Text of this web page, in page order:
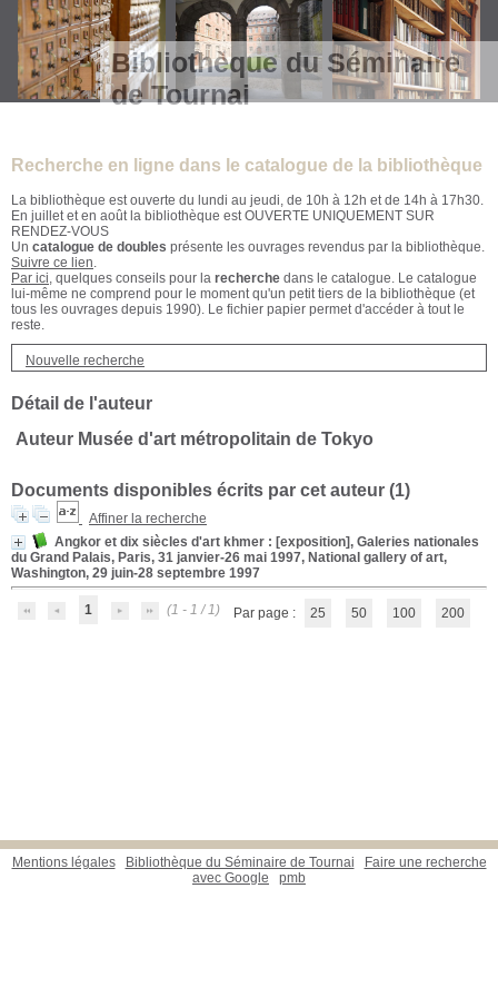
Bibliothèque du Séminaire
de Tournai
Recherche en ligne dans le catalogue de la bibliothèque
La bibliothèque est ouverte du lundi au jeudi, de 10h à 12h et de 14h à 17h30.
En juillet et en août la bibliothèque est OUVERTE UNIQUEMENT SUR
RENDEZ-VOUS
Un catalogue de doubles présente les ouvrages revendus par la bibliothèque.
Suivre ce lien.
Par ici, quelques conseils pour la recherche dans le catalogue. Le catalogue
lui-même ne comprend pour le moment qu'un petit tiers de la bibliothèque (et
tous les ouvrages depuis 1990). Le fichier papier permet d'accéder à tout le
reste.
Nouvelle recherche
Détail de l'auteur
Auteur Musée d'art métropolitain de Tokyo
Documents disponibles écrits par cet auteur (1)
Affiner la recherche
Angkor et dix siècles d'art khmer : [exposition], Galeries nationales
du Grand Palais, Paris, 31 janvier-26 mai 1997, National gallery of art,
Washington, 29 juin-28 septembre 1997
1 (1 - 1 / 1) Par page : 25 50 100 200
Mentions légales Bibliothèque du Séminaire de Tournai
Faire une recherche
avec Google
pmb